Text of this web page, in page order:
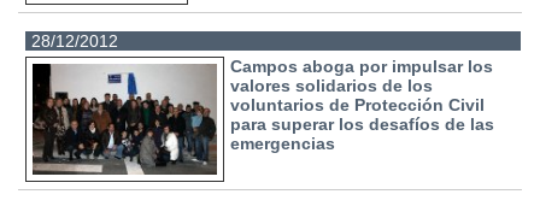
28/12/2012
Campos aboga por impulsar los
valores solidarios de los
voluntarios de Protección Civil
para superar los desafíos de las
emergencias